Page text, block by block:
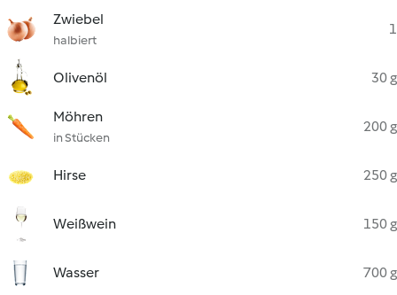
Zwiebel
halbiert
1
Olivenöl 30 g
Möhren
in Stücken
200 g
Hirse 250 g
Weißwein 150 g
Wasser 700 g